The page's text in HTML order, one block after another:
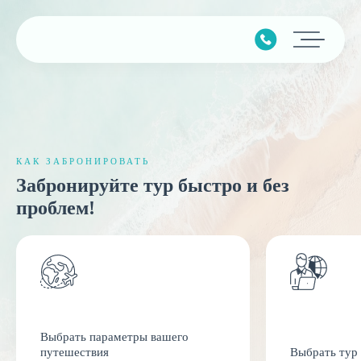
Горящие туры
Календарь туров
Страны
Авиабилеты
О компании
КАК ЗАБРОНИРОВАТЬ
Забронируйте тур быстро и без
проблем!
Выбрать параметры вашего
путешествия
Выбрать